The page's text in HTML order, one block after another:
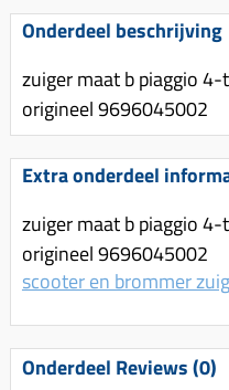
Uitlaten compleet
Uitlaat bocht
Radiateur (delen)
Waterpomp (delen)
V-snaren
Variorolsets
Pulley
Variateur (delen)
Variokit
Remhevels
Remsegmenten
Remklauw (delen)
Remschijven
Voorvork
Wiel (delen)
Zadel
Standaard
Vespa accessoires
Voordragers
Windschermen
Accessoires overig
Gereedschap
Speednut
Onderdeel beschrijving
zuiger maat b piaggio
origineel 9696045002
Extra onderdeel
zuiger maat b piaggio
origineel 9696045002
scooter en brommer
Onderdeel Reviews (0)